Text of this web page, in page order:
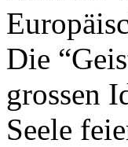
Die
grossen
Seele